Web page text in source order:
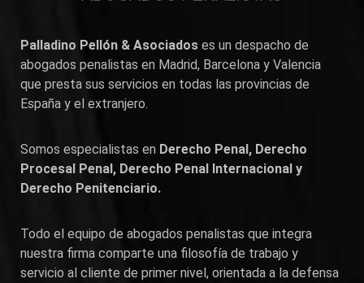
Palladino Pellón & Asociados es un despacho de
abogados penalistas en Madrid, Barcelona y Valencia
que presta sus servicios en todas las provincias de
España y el extranjero.
Somos especialistas en Derecho Penal, Derecho
Procesal Penal, Derecho Penal Internacional y
Derecho Penitenciario.
Todo el equipo de abogados penalistas que integra
nuestra firma comparte una filosofía de trabajo y
servicio al cliente de primer nivel, orientada a la defensa